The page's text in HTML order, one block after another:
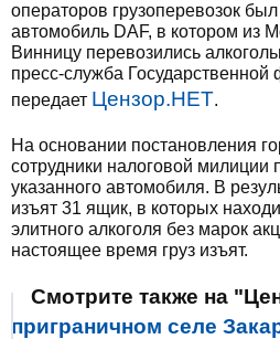
операторов грузоперевозок
автомобиль DAF, в котором из
Винницу перевозились
пресс-служба
передает Цензор.НЕТ.
На основании постановления
сотрудники налоговой милиции
указанного автомобиля. В
изъят 31 ящик, в которых
элитного алкоголя без марок
настоящее время груз изъят.
Смотрите также на
приграничном селе